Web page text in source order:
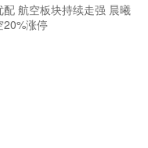
配 航空板块持续走强 晨曦
20%涨停